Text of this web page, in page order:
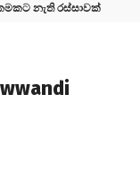
නැති රස්සාවක්